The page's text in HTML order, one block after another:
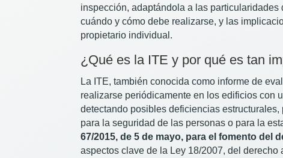
inspección, adaptándola a las
cuándo y cómo debe realizarse, y las
propietario individual.
¿Qué es la ITE y por qué es tan
La ITE, también conocida como informe de
realizarse periódicamente en los edificios con
detectando posibles deficiencias
para la seguridad de las personas o para la
67/2015, de 5 de mayo, para el fomento
aspectos clave de la Ley 18/2007, del derecho